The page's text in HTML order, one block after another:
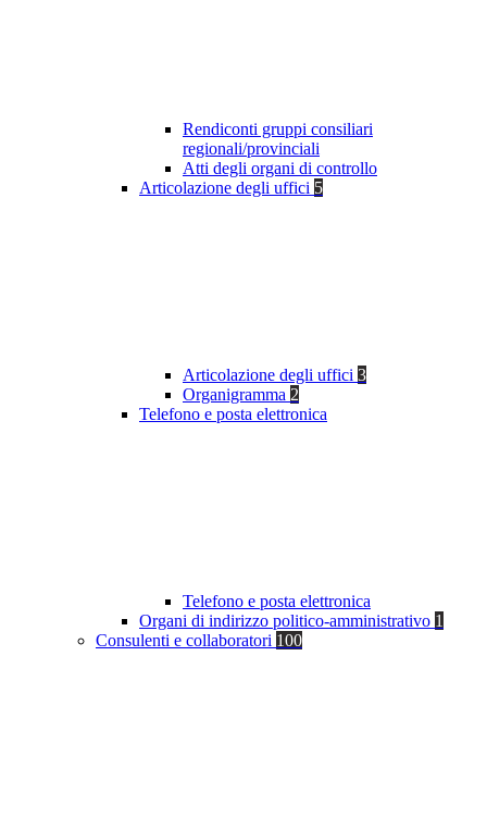
Rendiconti gruppi consiliari
regionali/provinciali
Atti degli organi di controllo
Articolazione degli uffici 5
Articolazione degli uffici 3
Organigramma 2
Telefono e posta elettronica
Telefono e posta elettronica
Organi di indirizzo politico-amministrativo 1
Consulenti e collaboratori 100